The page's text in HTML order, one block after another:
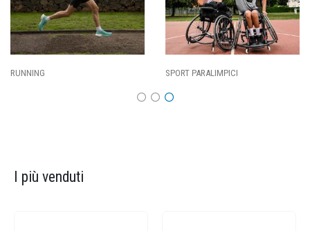
CALCIO BASKET
I più venduti